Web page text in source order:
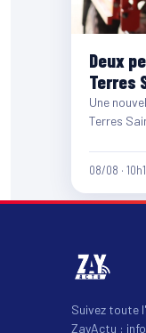
Deux
Terres
Une
Terres
08/08 ·
Suivez toute
ZayActu :